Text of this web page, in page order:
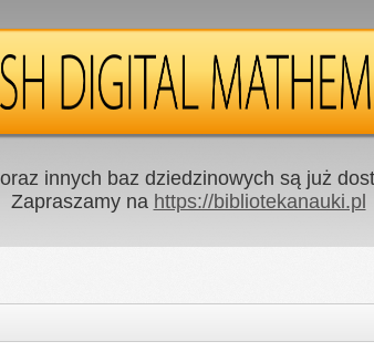
innych baz dziedzinowych są już
Zapraszamy na https://bibliotekanauki.pl